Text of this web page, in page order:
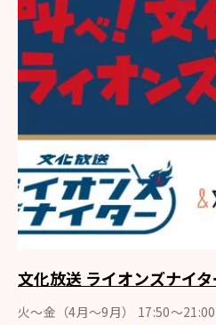
文化放送 ライオンズナイタ
火～金（4月〜9月） 17:50～21:00